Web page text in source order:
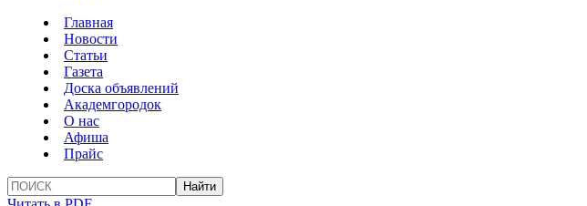
Главная
Новости
Статьи
Газета
Доска объявлений
Академгородок
О нас
Афиша
Прайс